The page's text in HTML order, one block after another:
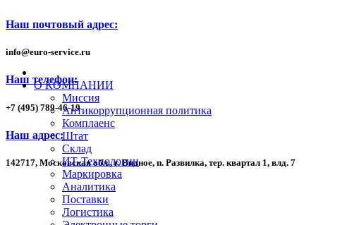
Наш почтовый адрес:
info@euro-service.ru
Наш телефон:
+7 (495) 789-46-19
Наш адрес:
142717, Московская обл., г. Видное, п. Развилка, тер. квартал 1, влд. 7
О КОМПАНИИ
Миссия
Антикоррупционная политика
Комплаенс
Штат
Склад
ИТ-Технологии
Маркировка
Аналитика
Поставки
Логистика